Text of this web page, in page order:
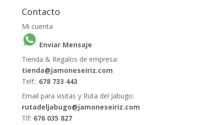
Contacto
Mi cuenta
Enviar Mensaje
Tienda & Regalos de empresa:
tienda@jamoneseiriz.com
Telf.: 678 733 443
Email para visitas y Ruta del Jabugo:
rutadeljabugo@jamoneseiriz.com
Tlf: 676 035 827